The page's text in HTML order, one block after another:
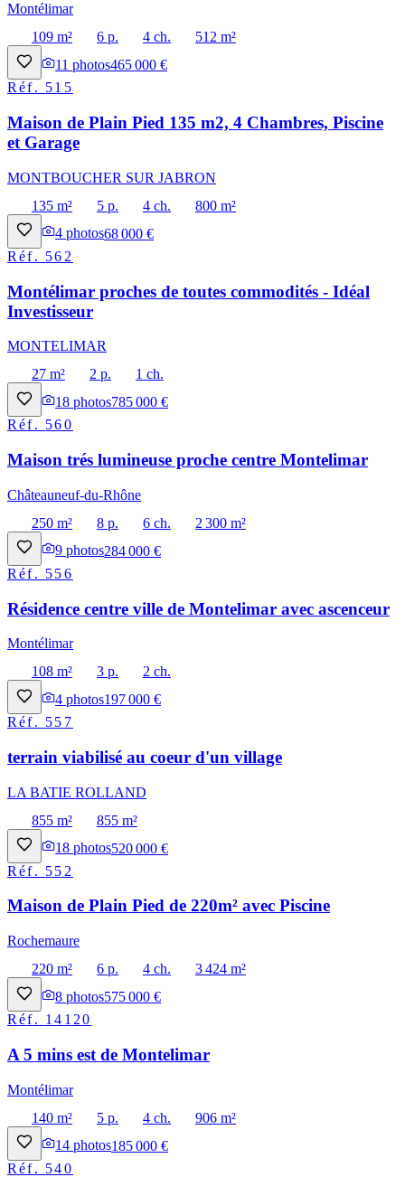
Montélimar
109 m²
6 p. 4 ch.
512 m²
11 photos465 000 €
Réf. 515
Maison de Plain Pied 135 m2, 4 Chambres, Piscine
et Garage
MONTBOUCHER SUR JABRON
135 m²
5 p. 4 ch.
800 m²
4 photos68 000 €
Réf. 562
Montélimar proches de toutes commodités - Idéal
Investisseur
MONTELIMAR
27 m²
2 p.
1 ch.
18 photos785 000 €
Réf. 560
Maison trés lumineuse proche centre Montelimar
Châteauneuf-du-Rhône
250 m²
8 p. 6 ch.
2 300 m²
9 photos284 000 €
Réf. 556
Résidence centre ville de Montelimar avec ascenceur
Montélimar
108 m²
3 p.
2 ch.
4 photos197 000 €
Réf. 557
terrain viabilisé au coeur d'un village
LA BATIE ROLLAND
855 m²
855 m²
18 photos520 000 €
Réf. 552
Maison de Plain Pied de 220m² avec Piscine
Rochemaure
220 m²
6 p. 4 ch.
3 424 m²
8 photos575 000 €
Réf. 14120
A 5 mins est de Montelimar
Montélimar
140 m²
5 p. 4 ch.
906 m²
14 photos185 000 €
Réf. 540